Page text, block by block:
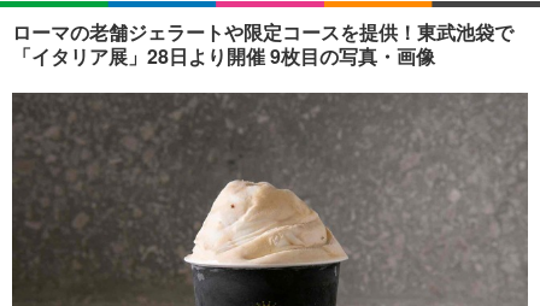
ショッピング その他
ローマの老舗ジェラートや限定コースを提供！東武池袋で
「イタリア展」28日より開催 9枚目の写真・画像